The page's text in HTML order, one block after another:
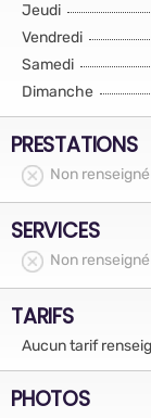
Jeudi
Vendredi
Samedi
Dimanche
PRESTATIONS
Non renseigné
SERVICES
Non renseigné
TARIFS
Aucun tarif
PHOTOS